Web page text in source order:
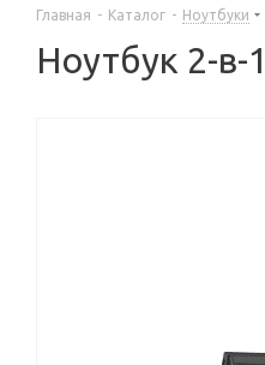
Главная - Каталог - Ноутбуки
Ноутбук 2-в-